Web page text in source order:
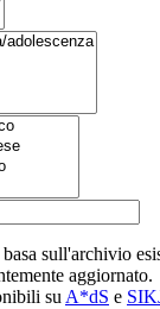
sull'archivio
aggiornato.
su A*dS e